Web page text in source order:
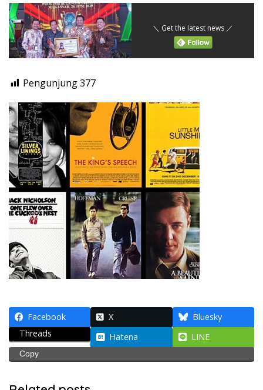
＼ Get the latest news ／
Pengunjung377
Facebook X
Bluesky
Threads
Hatena LINE
Copy